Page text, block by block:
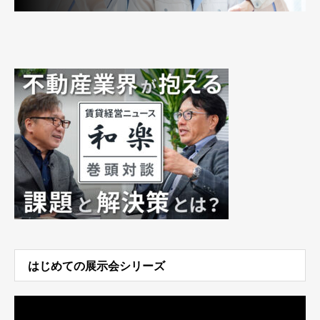
はじめての展示会シリーズ